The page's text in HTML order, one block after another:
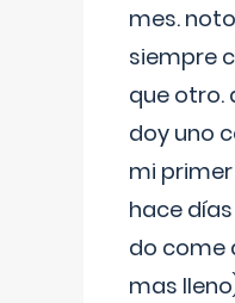
mes.
siempre
que otro.
doy uno
mi
hace
do come
mas